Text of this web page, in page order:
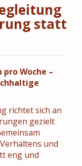
statt
Woche –
richtet sich an
gezielt
und
eng und